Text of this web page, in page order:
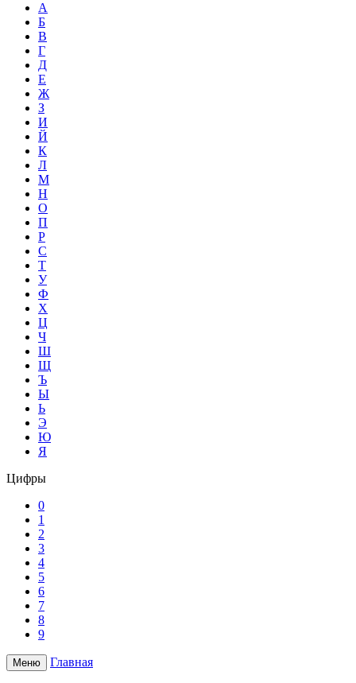
А
Б
В
Г
Д
Е
Ж
З
И
Й
К
Л
М
Н
О
П
Р
С
Т
У
Ф
Х
Ц
Ч
Ш
Щ
Ъ
Ы
Ь
Э
Ю
Я
Цифры
0
1
2
3
4
5
6
7
8
9
Меню Главная